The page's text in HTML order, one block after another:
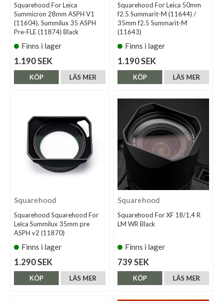
Squarehood For Leica
Summicron 28mm ASPH V1
(11604), Summilux 35 ASPH
Pre-FLE (11874) Black
Finns i lager
1.190 SEK
LÄS MER
KÖP
Squarehood For Leica 50mm
f2.5 Summarit-M (11644) /
35mm f2.5 Summarit-M
(11643)
Finns i lager
1.190 SEK
LÄS MER
KÖP
Squarehood
Squarehood Squarehood For
Leica Summilux 35mm pre
ASPH v2 (11870)
Finns i lager
1.290 SEK
LÄS MER
KÖP
Squarehood
Squarehood For XF 18/1,4 R
LM WR Black
Finns i lager
739 SEK
LÄS MER
KÖP